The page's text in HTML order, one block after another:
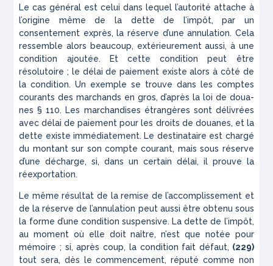
Le cas général est celui dans lequel l’autorité atta­che à
l’origine même de la dette de l’impôt, par un
consentement exprès, la réserve d’une annulation. Cela
ressemble alors beaucoup, extérieurement aussi, à une
condition ajoutée. Et cette condition peut être
résolutoire ; le délai de paiement existe alors à côté de
la condition. Un exemple se trouve dans les comptes
courants des marchands en gros, d’après la loi de doua­
nes § 110. Les marchandises étrangères sont délivrées
avec délai de paiement pour les droits de douanes, et la
dette existe immédiatement. Le destinataire est chargé
du montant sur son compte courant, mais sous réserve
d’une décharge, si, dans un certain délai, il prouve la
réexportation.
Le même résultat de la remise de l’accomplissement et
de la réserve de l’annulation peut aussi être obtenu sous
la forme d’une condition suspensive. La dette de l’impôt,
au moment où elle doit naître, n’est que notée pour
mémoire ; si, après coup, la condition fait défaut, (229)
tout sera, dès le commencement, réputé comme non